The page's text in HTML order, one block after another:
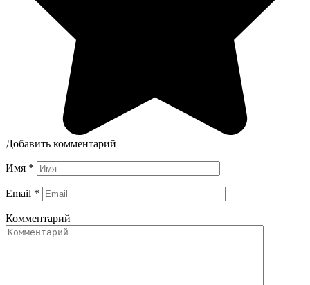
Добавить комментарий
Имя *
Email *
Комментарий